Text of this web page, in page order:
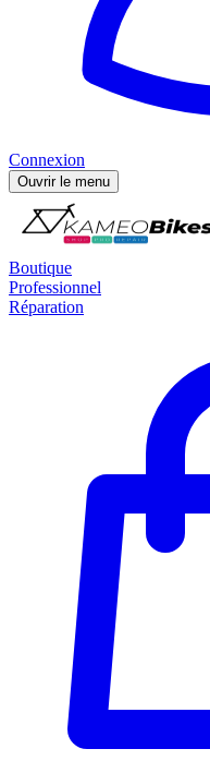
Connexion
Ouvrir le menu
Boutique
Professionnel
Réparation